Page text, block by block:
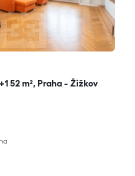
52 m², Praha - Žižkov